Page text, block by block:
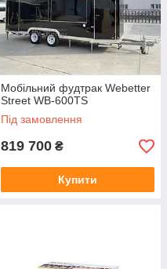
Мобільний фудтрак Webetter
Street WB-600TS
Під замовлення
819 700 ₴
Купити